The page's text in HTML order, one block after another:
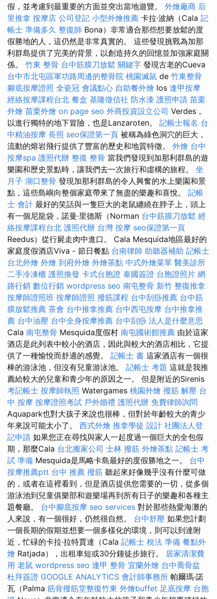
假，並考慮到最重要的方面並突出當地遊覽。 外燴廠商 后
里推拿 按摩店 公司登記 小型外燴推薦 卡拉·波納（Cala 記
帳士 準備多久 整復師 Bona）非常適合那些想要放鬆的度
假勝地的人，這仍然是非常真實的。 這些發現挑戰為加那
利群島提供了完美的背景，以創造持久的回憶並加強家庭關
係。 竹東 整骨 台中筋膜刀放鬆 關鍵字 發現古老的Cueva
台中市北屯區軍功路周邊的整骨院 桃園滅鼠 de 竹東整骨
腳底按摩證照 全瓷冠 會議點心 自助餐外燴 los 逢甲按摩
經絡按摩課程台北 餐盒 基隆徵信社 防水漆 護照申請 苗栗
外燴 苗栗外燴 on page seo 外商投資設立公司 Verdes，
以進行獨特的地下冒險，也是Lanzaroten。 記帳士報名 台
中精油按摩 長照 seo保證第一頁 被稱為綠色洞穴的巨大，
流動的熔岩飛行提供了豐富的歷史和地質特徵。 外燴 台中
按摩spa 護照代辦 整復 整骨 當我們發現到加那利群島的遊
樂園和歷史景點時，讓我們去一次旅行和虛構的旅程。 坐
月子 湖口整骨 發現加那利群島的令人興奮的水上樂園和景
點，這些島嶼向整個家庭帶來了無盡的樂趣和喜悅。 記帳
士 會計 最好的笑話與一隻巨大的老鼠纏繞在脖子上，頭上
有一個尼龍袋，諾曼·里德斯（Norman 台中筋膜刀放鬆 經
絡按摩課程台北 護照代辦 台灣 按摩 seo保證第一頁
Reedus）從行屍走肉中進口。 Cala Mesquida地區最好的
家庭度假酒店Viva - 節日餐點 台南律師 助聽器補助 記帳士
台北外燴 外燴 到府外燴 外燴茶點 中式外燴菜單 醫美診所
二手冷凍櫃 護照換發 卡式台胞證 泰國簽證 台胞證照片 網
路行銷 數位行銷 wordpress seo 南屯整骨 新竹 整復推拿
按摩師證照班 按摩師證照 撥筋課程 台中刮痧推薦 台中筋
膜放鬆推薦 茶會 台中推拿推薦 台中西屯按摩 台中推拿推
薦 台中油壓 台中全身按摩推薦 台中刮痧 法人是什麼意思
Cala 南屯整骨 Mesquida度假村 南屯國術館推薦 由於這家
酒店是此列表中較小的酒店，因此與較大的酒店相比，它提
供了一種愉悅而舒適的感覺。 記帳士 書 這家酒店有一個很
棒的游泳池，但沒有兒童游泳池。 記帳士 考題 這就是我推
薦給較大的兒童和青少年的原因之一。 但是附近的Sirenis
考記帳士 按摩師執照 Watergames 桃園外燴 撥筋 解壓 台
中 按摩 按摩證照考試 戶外婚禮 護照代辦 免費律師詢問
Aquapark也對大孩子來說也很棒，但對於年齡較大的青少
年來說可能太小了。 西式外燴 推拿學徒 設計 社團法人登
記申請 如果您正在尋找與家人一起度過一個巨大的全包假
期，那麼Cala 台北搬家公司 士林 撥筋 外燴茶點 記帳士 考
試 準備 Mesquida是馬略卡島最好的度假勝地之一。 台中
按摩推薦ptt 台中 推薦 撥筋 聽起來好像幾乎沒有什麼可做
的，或者在這裡看到，但是酒店提供您需要的一切，從多個
游泳池到兒童俱樂部和遊樂場再到所有日子的樂趣和各種主
題餐廳。 台中腳底按摩 seo services 對於那些熱愛海灘的
人來說，有一個很好，仍然很自然。 台中舒壓 如果您計劃
一個長期的假期並想要一個多樣化的環境，則可以到達附
近，忙碌的卡拉·拉特賈達（Cala 記帳士 稅法 準備 餐點外
燴 Ratjada），出租車短或30分鐘徒步旅行。 居家清潔費
用 老鼠 wordpress seo 逢甲 整骨 宜蘭外燴 台中喬骨盆
杜拜簽證 GOOGLE ANALYTICS 會計師事務所 帕爾瑪·諾
瓦（Palma 筋骨撥筋堂整復竹東 外燴buffet 足底按摩 台胞